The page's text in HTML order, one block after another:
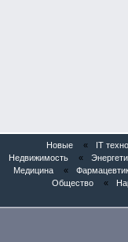
Новые « IT
Недвижимость
«
Медицина
«
Общество
«